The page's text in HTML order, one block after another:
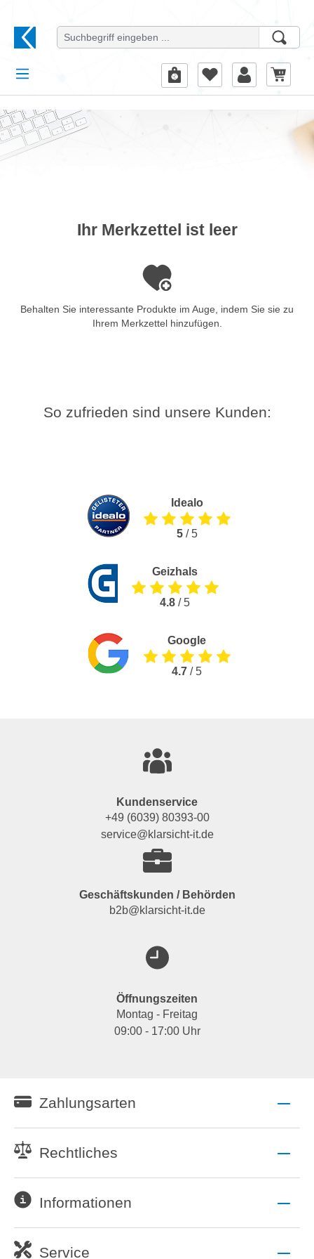
Ihr Merkzettel ist leer
Behalten Sie interessante Produkte im Auge, indem Sie sie zu
Ihrem Merkzettel hinzufügen.
So zufrieden sind unsere Kunden:
Idealo
5/ 5
Geizhals
4.8 / 5
Google
4.7 / 5
Kundenservice
+49 (6039) 80393-00
service@klarsicht-it.de
Geschäftskunden / Behörden
b2b@klarsicht-it.de
Öffnungszeiten
Montag - Freitag
09:00 - 17:00 Uhr
Zahlungsarten
Rechtliches
Informationen
Service